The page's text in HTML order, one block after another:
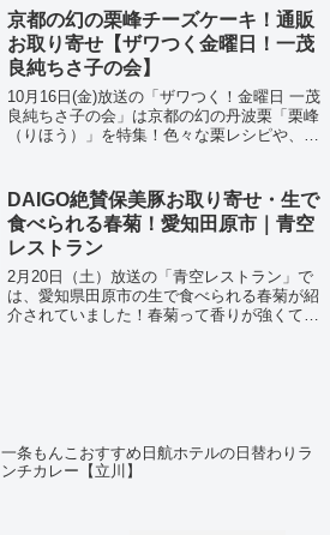
を、マツコ有吉かりそめ天国でやっていま
し...
京都の幻の栗峰チーズケーキ！通販
お取り寄せ【ザワつく金曜日！一茂
良純ちさ子の会】
10月16日(金)放送の「ザワつく！金曜日 一茂
良純ちさ子の会」は京都の幻の丹波栗「栗峰
（りほう）」を特集！色々な栗レシピや、幻
絶賛をしたチーズケーキ！京都のチー...
DAIGO絶賛保美豚お取り寄せ・生で
食べられる春菊！愛知田原市｜青空
レストラン
2月20日（土）放送の「青空レストラン」で
は、愛知県田原市の生で食べられる春菊が紹
介されていました！春菊って香りが強くて、
一条もんこおすすめ日航ホテルの日替わりラ
ンチカレー【立川】